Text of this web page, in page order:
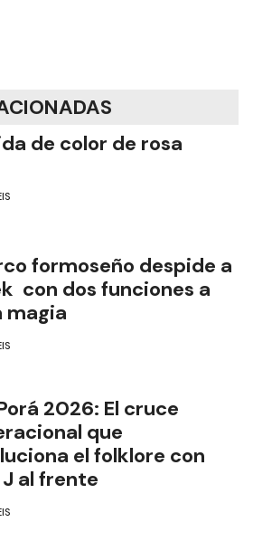
de color de rosa
formoseño despide a
con dos funciones a
magia
2026: El cruce
que
el folklore con
al frente